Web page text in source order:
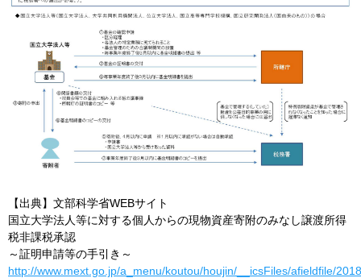
【出典】文部科学省WEBサイト
国立大学法人等に対する個人からの現物資産寄附のみなし譲渡所得
税非課税承認
～証明申請等の手引き～
http://www.mext.go.jp/a_menu/koutou/houjin/__icsFiles/afieldfile/